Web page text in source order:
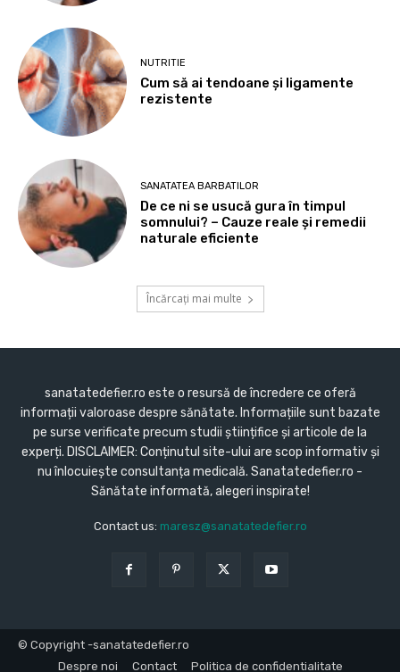
NUTRITIE
Cum să ai tendoane şi ligamente
rezistente
SANATATEA BARBATILOR
De ce ni se usucă gura în timpul
somnului? – Cauze reale și remedii
naturale eficiente
Încărcați mai multe
sanatatedefier.ro este o resursă de încredere ce oferă
informații valoroase despre sănătate. Informațiile sunt bazate
pe surse verificate precum studii științifice și articole de la
experți. DISCLAIMER: Conținutul site-ului are scop informativ și
nu înlocuiește consultanța medicală. Sanatatedefier.ro -
Sănătate informată, alegeri inspirate!
Contact us: maresz@sanatatedefier.ro
© Copyright -sanatatedefier.ro
Despre noi
Contact Politica de confidentialitate